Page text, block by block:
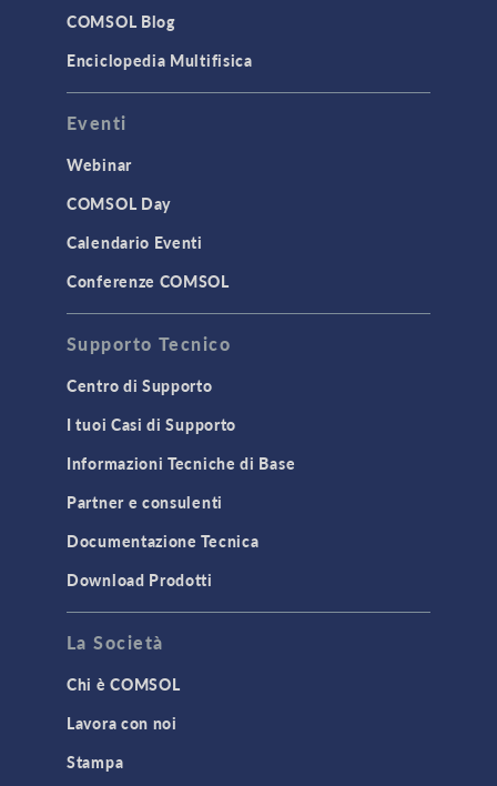
COMSOL Blog
Enciclopedia Multifisica
Eventi
Webinar
COMSOL Day
Calendario Eventi
Conferenze COMSOL
Supporto Tecnico
Centro di Supporto
I tuoi Casi di Supporto
Informazioni Tecniche di Base
Partner e consulenti
Documentazione Tecnica
Download Prodotti
La Società
Chi è COMSOL
Lavora con noi
Stampa